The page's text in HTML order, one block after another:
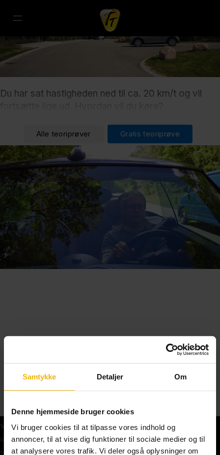
Samtykke Detaljer Om
Denne hjemmeside bruger cookies
Vi bruger cookies til at tilpasse vores indhold og
annoncer, til at vise dig funktioner til sociale medier og til
at analysere vores trafik. Vi deler også oplysninger om
Du har sat hastigheden ned til ca. 20 km/t og vil
Alle teoriprøver Gratis teoriprøve
Teoriprøver
Gratis teoriprøve
Teoriprøver oversigt